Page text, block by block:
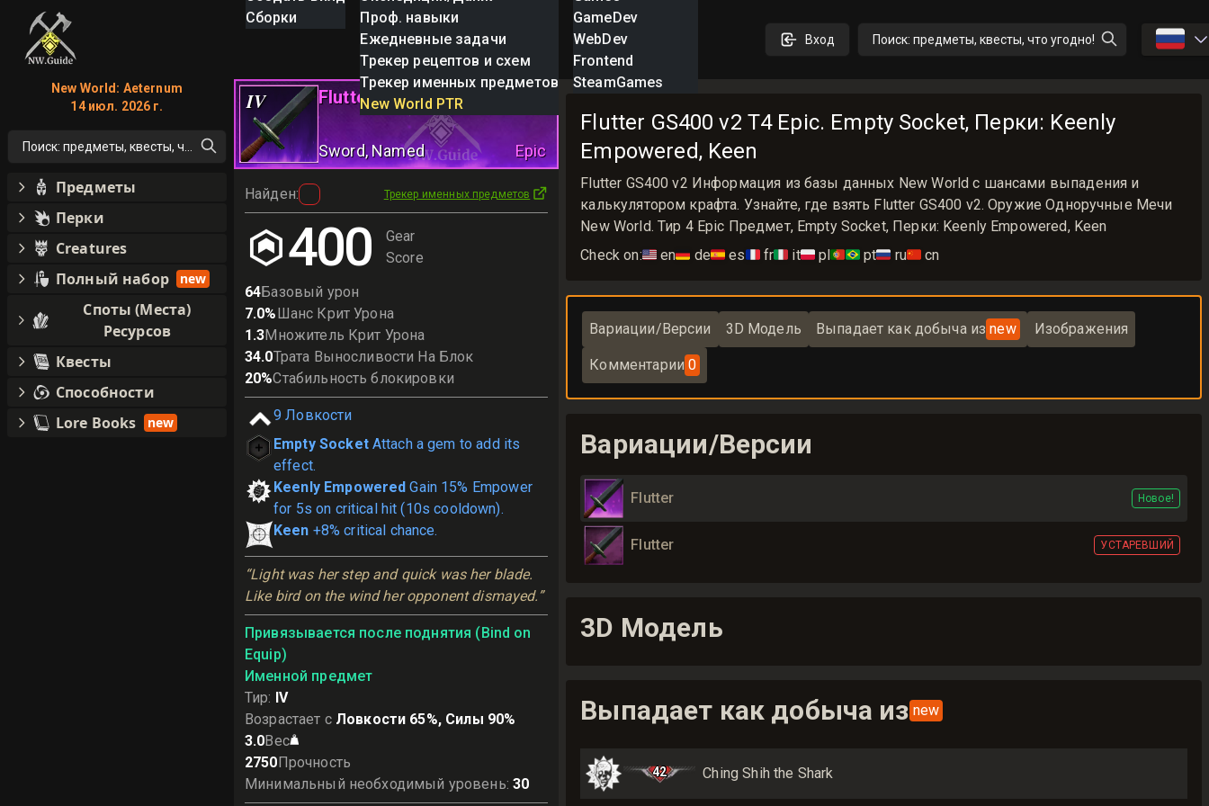
Сборки
Проф. навыки
Ежедневные задачи
Трекер рецептов и схем
Трекер именных предметов
New World PTR
GameDev
WebDev
Frontend
SteamGames
Вход Поиск: предметы, квесты, что угодно! 🇷🇺
IV Flutter
Sword, Named Epic
Найден: Трекер именных предметов
400
Gear
Score
64Базовый урон
7.0%Шанс Крит Урона
1.3Множитель Крит Урона
34.0Трата Выносливости На Блок
20%Стабильность блокировки
9 Ловкости
Empty Socket Attach a gem to add its
effect.
Keenly Empowered Gain 15% Empower
for 5s on critical hit (10s cooldown).
Keen +8% critical chance.
“Light was her step and quick was her blade.
Like bird on the wind her opponent dismayed.”
Привязывается после поднятия (Bind on
Equip)
Именной предмет
Тир: IV
Возрастает с Ловкости 65%, Силы 90%
3.0Вес
2750Прочность
Минимальный необходимый уровень: 30
Flutter GS400 v2 T4 Epic. Empty Socket, Перки: Keenly
Empowered, Keen
Flutter GS400 v2 Информация из базы данных New World с шансами выпадения и
калькулятором крафта. Узнайте, где взять Flutter GS400 v2. Оружие Одноручные Мечи
New World. Тир 4 Epic Предмет, Empty Socket, Перки: Keenly Empowered, Keen
Check on:🇺🇸 en🇩🇪 de🇪🇸 es🇫🇷 fr🇮🇹 it🇵🇱 pl🇵🇹🇧🇷 pt🇷🇺 ru🇨🇳 cn
Вариации/Версии 3D Модель Выпадает как добыча из new Изображения
Комментарии 0
Вариации/Версии
Flutter Новое!
Flutter УСТАРЕВШИЙ
3D Модель
Выпадает как добыча из new
42 Ching Shih the Shark
New World: Aeternum
14 июл. 2026 г.
Поиск: предметы, квесты, что угодно!
Предметы
Перки
Creatures
Полный набор
new
Споты (Места)
Ресурсов
Квесты
Способности
Lore Books
new